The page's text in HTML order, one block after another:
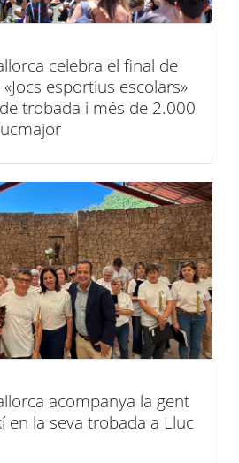
celebra el final de
esportius escolars»
trobada i més de 2.000
acompanya la gent
en la seva trobada a Lluc